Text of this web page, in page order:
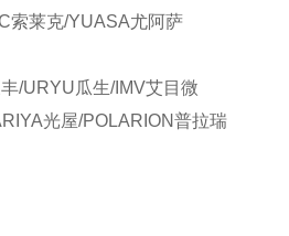
索莱克/YUASA尤阿萨
/URYU瓜生/IMV艾目微
光屋/POLARION普拉瑞